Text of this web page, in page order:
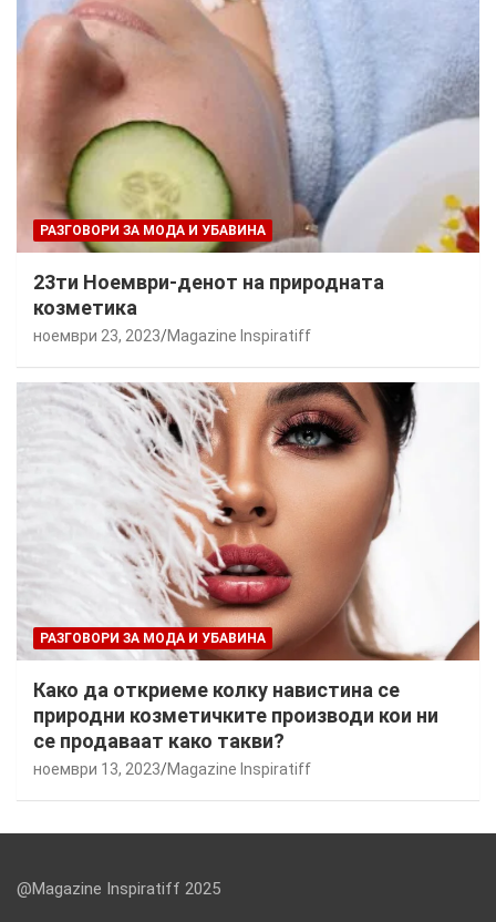
РАЗГОВОРИ ЗА МОДА И УБАВИНА
23ти Ноември-денот на природната
козметика
ноември 23, 2023 Magazine Inspiratiff
РАЗГОВОРИ ЗА МОДА И УБАВИНА
Како да откриеме колку навистина се
природни козметичките производи кои ни
се продаваат како такви?
ноември 13, 2023 Magazine Inspiratiff
@Magazine Inspiratiff 2025